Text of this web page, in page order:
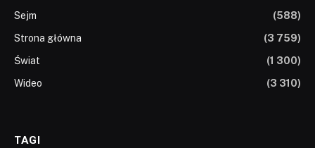
Sejm
(588)
Strona główna
(3 759)
Świat
(1 300)
Wideo
(3 310)
TAGI